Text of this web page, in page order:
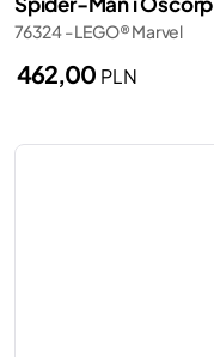
76324 - LEGO® Marvel
462,00 PLN